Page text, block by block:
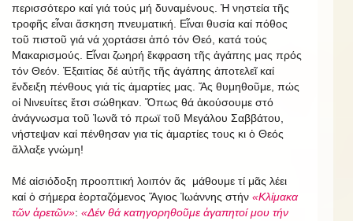
περισσότερο καί γιά τούς μή δυναμένους. Ἡ νηστεία τῆς
τροφῆς εἶναι ἄσκηση πνευματική. Εἶναι θυσία καί πόθος
τοῦ πιστοῦ γιά νά χορτάσει ἀπό τόν Θεό, κατά τούς
Μακαρισμούς. Εἶναι ζωηρή ἔκφραση τῆς ἀγάπης μας πρός
τόν Θεόν. Ἐξαιτίας δέ αὐτῆς τῆς ἀγάπης ἀποτελεῖ καί
ἔνδειξη πένθους γιά τίς ἁμαρτίες μας. Ἄς θυμηθοῦμε, πώς
οἱ Νινευίτες ἔτσι σώθηκαν. Ὅπως θά ἀκούσουμε στό
ἀνάγνωσμα τοῦ Ἰωνᾶ τό πρωϊ τοῦ Μεγάλου Σαββάτου,
νήστεψαν καί πένθησαν για τίς ἁμαρτίες τους κι ὁ Θεός
ἄλλαξε γνώμη!
Μέ αἰσιόδοξη προοπτική λοιπόν ἄς μάθουμε τί μᾶς λέει
καί ὁ σήμερα ἑορταζόμενος Ἅγιος Ἰωάννης στήν «Κλίμακα
τῶν ἀρετῶν»: «Δέν θά κατηγορηθοῦμε ἀγαπητοί μου τήν